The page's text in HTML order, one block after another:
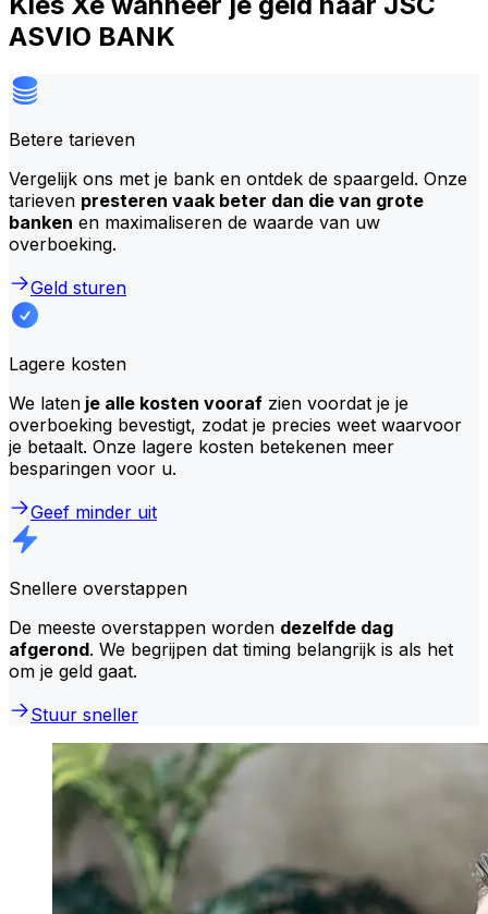
ASVIO BANK
Betere tarieven
Vergelijk ons met je bank en ontdek de spaargeld. Onze
tarieven presteren vaak beter dan die van grote
banken en maximaliseren de waarde van uw
overboeking.
Geld sturen
Lagere kosten
We laten je alle kosten vooraf zien voordat je je
overboeking bevestigt, zodat je precies weet waarvoor
je betaalt. Onze lagere kosten betekenen meer
besparingen voor u.
Geef minder uit
Snellere overstappen
De meeste overstappen worden dezelfde dag
afgerond. We begrijpen dat timing belangrijk is als het
om je geld gaat.
Stuur sneller